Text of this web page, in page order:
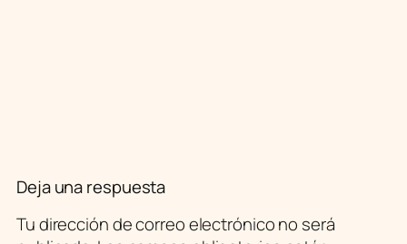
Deja una respuesta
Tu dirección de correo electrónico no será